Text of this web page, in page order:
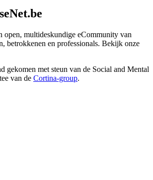
open, multideskundige eCommunity van
betrokkenen en professionals. Bekijk onze
gekomen met steun van de Social and Mental
van de Cortina-group.